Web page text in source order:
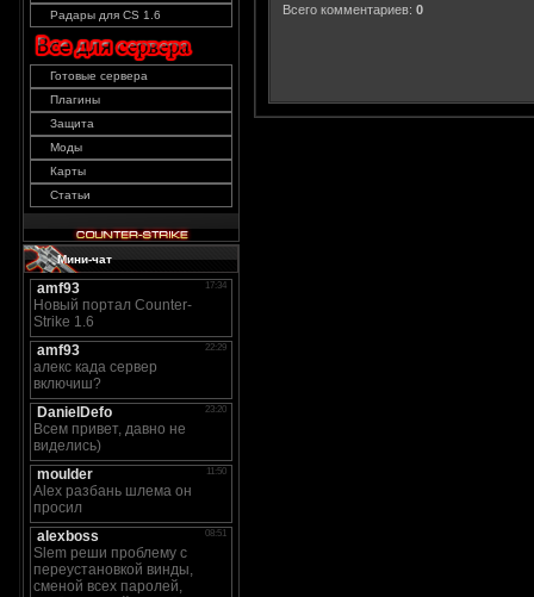
Радары для CS 1.6
Готовые сервера
Плагины
Защита
Моды
Карты
Статьи
Мини-чат
Всего комментариев: 0